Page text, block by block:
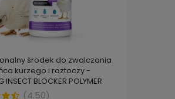
środek BIOPOWDER
PTASZYNIEC KURZY.
środek do zwalczania
kurzego i roztoczy -
INSECT BLOCKER POLYMER
1 L (4.50)